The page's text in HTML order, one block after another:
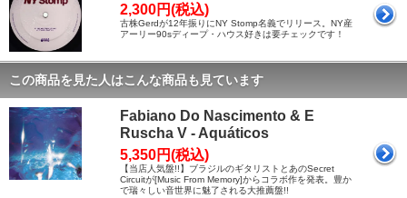
2,300円(税込)
古株Gerdが12年振りにNY Stomp名義でリリース。NY産
アーリー90sディープ・ハウス好きは要チェックです！
この商品を見た人はこんな商品も見ています
Fabiano Do Nascimento & E
Ruscha V - Aquáticos
5,350円(税込)
【当店人気盤!!】ブラジルのギタリストとあのSecret
Circuitが[Music From Memory]からコラボ作を発表。豊か
で瑞々しい音世界に魅了される大推薦盤!!